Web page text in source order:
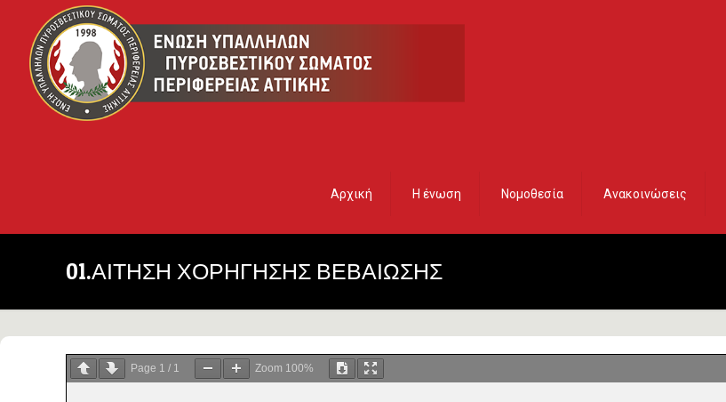
Αρχική Η ένωση Νομοθεσία Ανακοινώσεις
01.ΑΙΤΗΣΗ ΧΟΡΗΓΗΣΗΣ ΒΕΒΑΙΩΣΗΣ
Page 1 / 1 Zoom 100%